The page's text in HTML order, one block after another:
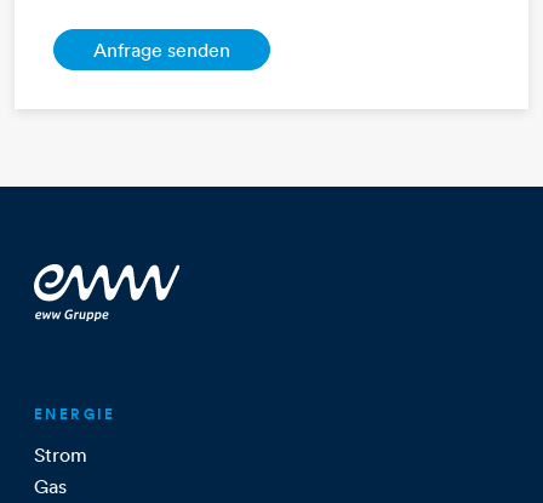
ENERGIE
Strom
Gas